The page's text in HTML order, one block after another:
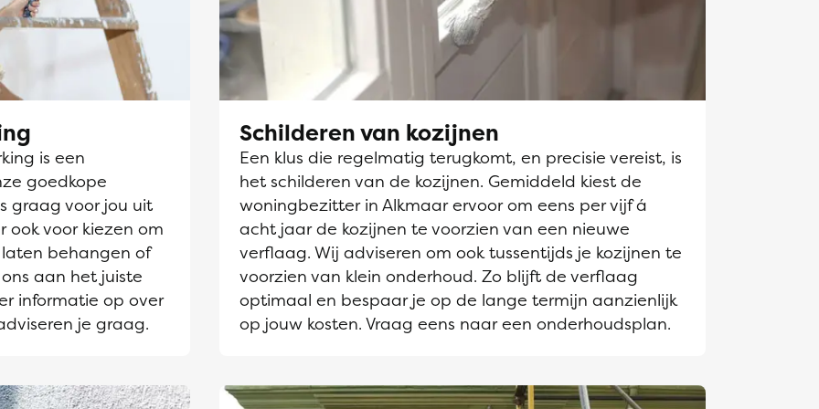
is een
goedkope
graag voor jou uit
ook voor kiezen om
behangen of
aan het juiste
informatie op over
je graag.
Schilderen van kozijnen
Een klus die regelmatig terugkomt, en precisie vereist, is
het schilderen van de kozijnen. Gemiddeld kiest de
woningbezitter in Alkmaar ervoor om eens per vijf á
acht jaar de kozijnen te voorzien van een nieuwe
verflaag. Wij adviseren om ook tussentijds je kozijnen te
voorzien van klein onderhoud. Zo blijft de verflaag
optimaal en bespaar je op de lange termijn aanzienlijk
op jouw kosten. Vraag eens naar een onderhoudsplan.